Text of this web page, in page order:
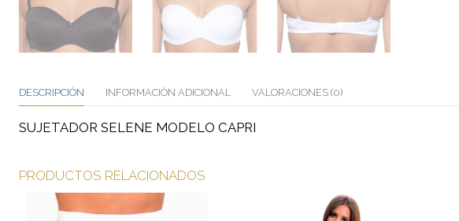
DESCRIPCIÓN INFORMACIÓN ADICIONAL VALORACIONES (0)
SUJETADOR SELENE MODELO CAPRI
PRODUCTOS RELACIONADOS